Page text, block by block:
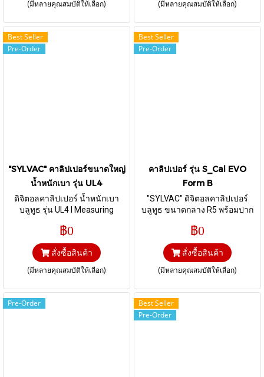
(มีหลายคุณสมบัติให้เลือก) (มีหลายคุณสมบัติให้เลือก)
Best Seller
Pre-Order
"SYLVAC" คาลิปเปอร์ขนาดใหญ่
น้ำหนักเบา รุ่น UL4
ดิจิตอลคาลิปเปอร์ น้ำหนักเบา
บลูทูธ รุ่น UL4 I Measuring
1000 mm / 1500 mm / 2000
mm / 2500 mm / 3000 mm
฿0
สั่งซื้อสินค้า
(มีหลายคุณสมบัติให้เลือก)
Best Seller
Pre-Order
คาลิปเปอร์ รุ่น S_Cal EVO
Form B
"SYLVAC" ดิจิตอลคาลิปเปอร์
บลูทูธ ขนาดกลาง R5 พร้อมปาก
และ 500 mm
฿0
สั่งซื้อสินค้า
(มีหลายคุณสมบัติให้เลือก)
Pre-Order
Best Seller
Pre-Order